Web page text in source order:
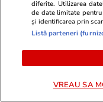
ajută
diferite. Utilizarea
de date limitate
și identificarea prin
Listă parteneri
VREAU SA